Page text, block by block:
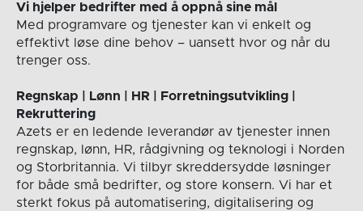
Vi hjelper bedrifter med å oppnå sine mål
Med programvare og tjenester kan vi enkelt og
effektivt løse dine behov – uansett hvor og når du
trenger oss.
Regnskap | Lønn | HR | Forretningsutvikling |
Rekruttering
Azets er en ledende leverandør av tjenester innen
regnskap, lønn, HR, rådgivning og teknologi i Norden
og Storbritannia. Vi tilbyr skreddersydde løsninger
for både små bedrifter, og store konsern. Vi har et
sterkt fokus på automatisering, digitalisering og